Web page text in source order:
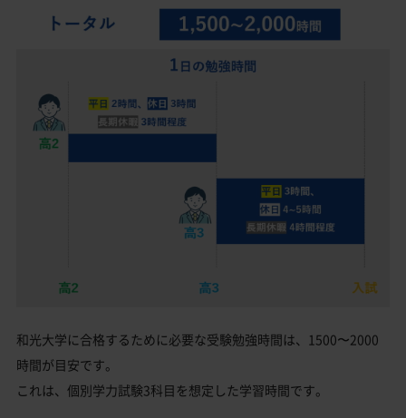
和光大学に合格するために必要な受験勉強時間は、1500〜2000
時間が目安です。
これは、個別学力試験3科目を想定した学習時間です。